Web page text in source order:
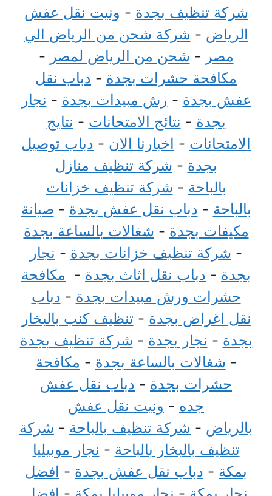
شركة تنظيف بجدة - ونيت نقل عفش
الرياض - شركة شحن من الرياض الي
مصر - شحن من الرياض لمصر -
مكافحة حشرات بجدة - دباب نقل
عفش بجدة - رش مبيدات بجدة - نجار
بجدة - نتائج الامتحانات - نتايج
الامتحانات - اخبارنا الان - دباب توصيل
بجدة - شركة تنظيف منازل
بالباحة - شركة تنظيف خزانات
بالباحة - دباب نقل عفش بجدة - صيانة
مكيفات بجدة - شغالات بالساعة بجدة
- شركة تنظيف خزانات بجدة - نجار
بجدة - دباب نقل اثاث بجدة - مكافحة
حشرات ورش مبيدات بجدة - دباب
نقل اغراض بجدة - تنظيف كنب بالبخار
بجدة - نجار بجدة - شركة تنظيف بجدة
- شغالات بالساعة بجدة - مكافحة
حشرات بجدة - دباب نقل عفش
جده - ونيت نقل عفش
بالرياض - شركة تنظيف بالباحة - شركة
تنظيف بالبخار بالباحة - نجار موبيليا
بمكة - دباب نقل عفش بجدة - افضل